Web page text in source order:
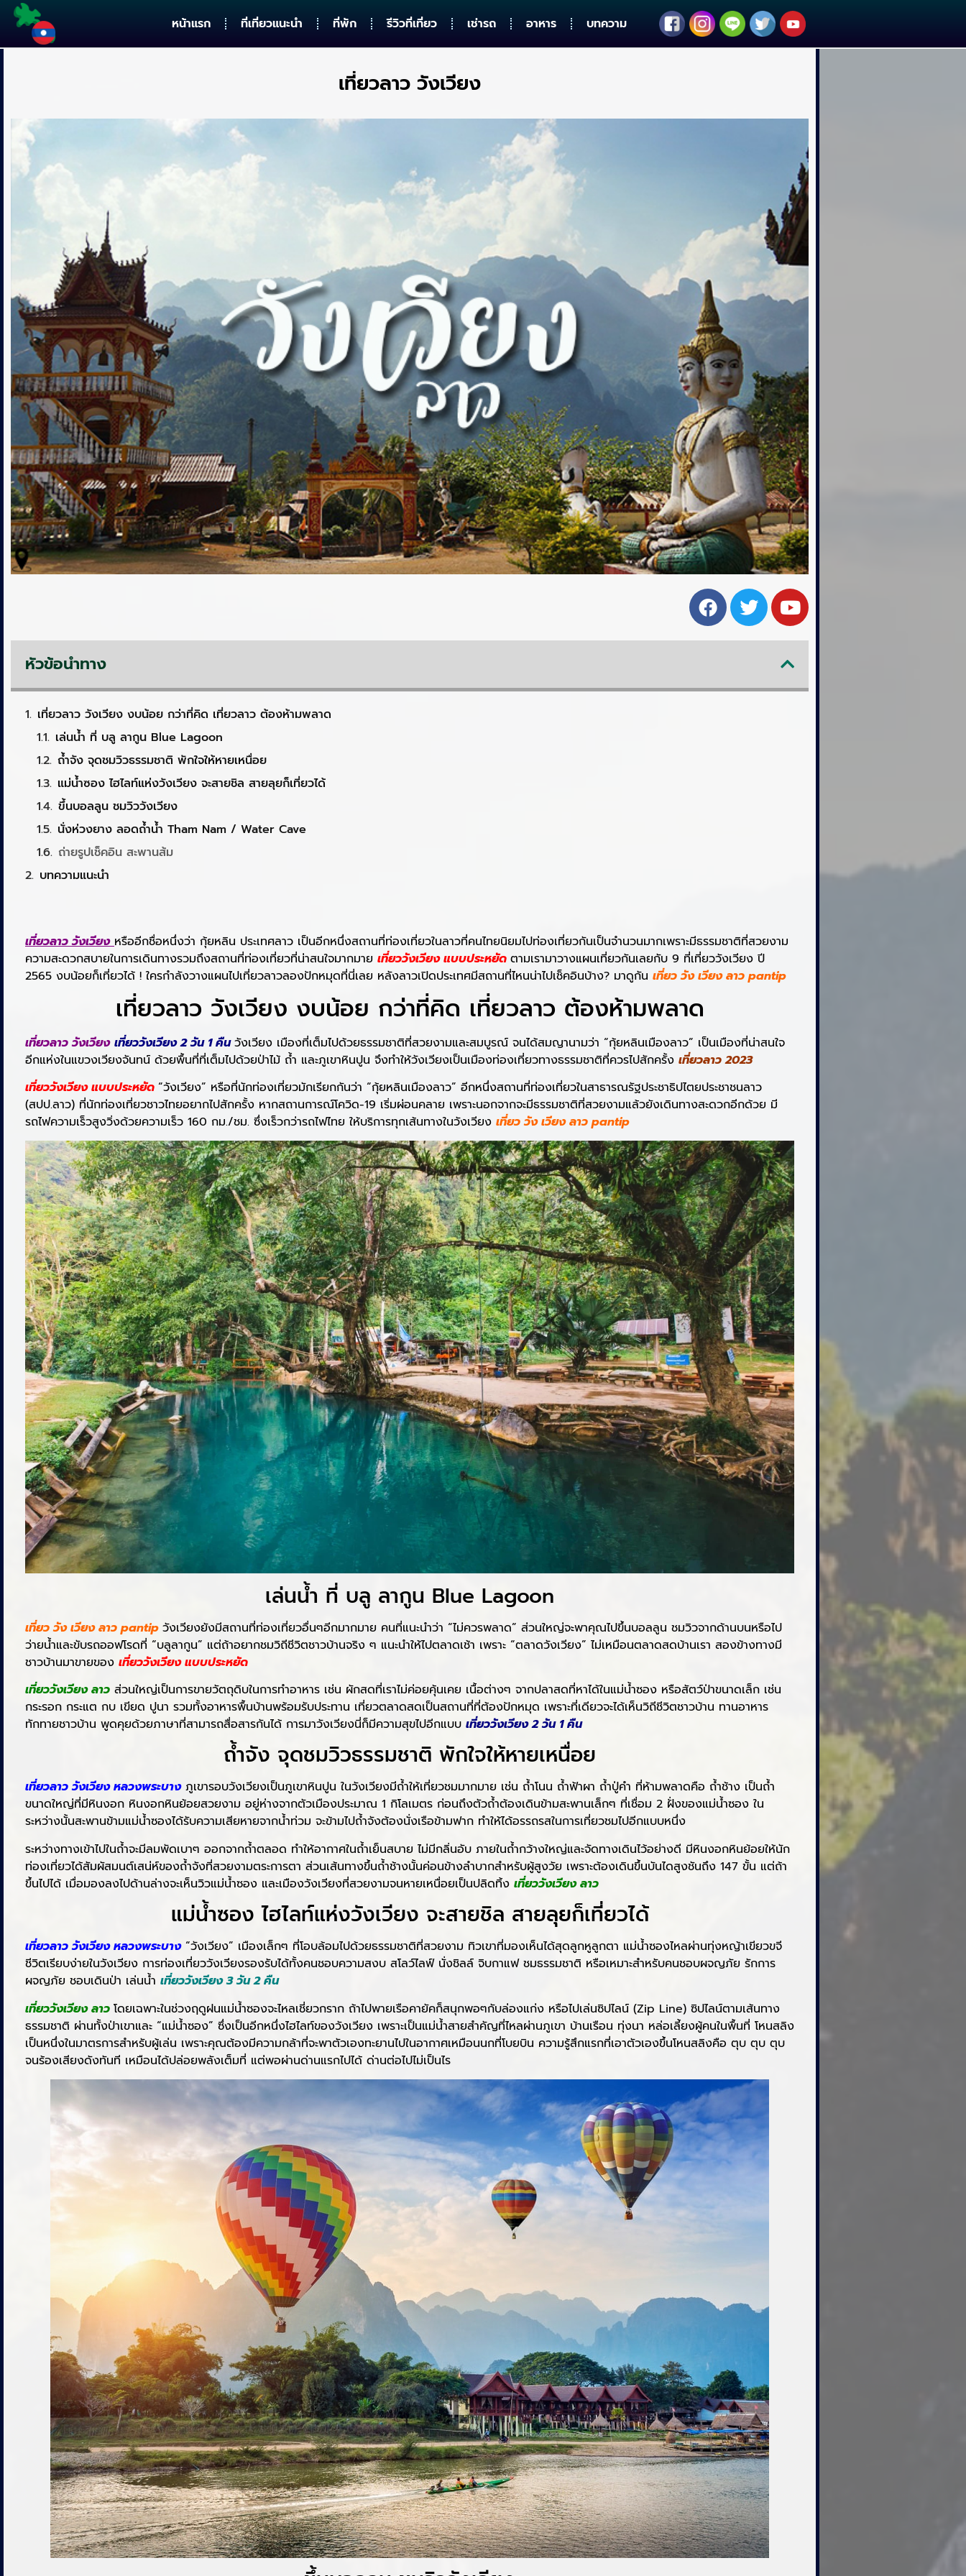
หน้าแรก ที่เที่ยวแนะนำ ที่พัก รีวิวที่เที่ยว เช่ารถ อาหาร บทความ
เที่ยวลาว วังเวียง
หัวข้อนำทาง
เที่ยวลาว วังเวียง งบน้อย กว่าที่คิด เที่ยวลาว ต้องห้ามพลาด
เล่นน้ำ ที่ บลู ลากูน Blue Lagoon
ถ้ำจัง จุดชมวิวธรรมชาติ พักใจให้หายเหนื่อย
แม่น้ำซอง ไฮไลท์แห่งวังเวียง จะสายชิล สายลุยก็เที่ยวได้
ขึ้นบอลลูน ชมวิววังเวียง
นั่งห่วงยาง ลอดถ้ำน้ำ Tham Nam / Water Cave
ถ่ายรูปเช็คอิน สะพานส้ม
บทความแนะนำ
เที่ยวลาว วังเวียง หรืออีกชื่อหนึ่งว่า กุ้ยหลิน ประเทศลาว เป็นอีกหนึ่งสถานที่ท่องเที่ยวในลาวที่คนไทยนิยมไปท่องเที่ยวกันเป็นจำนวนมากเพราะมีธรรมชาติที่สวยงาม
ความสะดวกสบายในการเดินทางรวมถึงสถานที่ท่องเที่ยวที่น่าสนใจมากมาย เที่ยววังเวียง แบบประหยัด ตามเรามาวางแผนเที่ยวกันเลยกับ 9 ที่เที่ยววังเวียง ปี
2565 งบน้อยก็เที่ยวได้ ! ใครกำลังวางแผนไปเที่ยวลาวลองปักหมุดที่นี่เลย หลังลาวเปิดประเทศมีสถานที่ไหนน่าไปเช็คอินบ้าง? มาดูกัน เที่ยว วัง เวียง ลาว pantip
เที่ยวลาว วังเวียง งบน้อย กว่าที่คิด เที่ยวลาว ต้องห้ามพลาด
เที่ยวลาว วังเวียง เที่ยววังเวียง 2 วัน 1 คืนวังเวียง เมืองที่เต็มไปด้วยธรรมชาติที่สวยงามและสมบูรณ์ จนได้สมญานามว่า “กุ้ยหลินเมืองลาว” เป็นเมืองที่น่าสนใจ
อีกแห่งในแขวงเวียงจันทน์ ด้วยพื้นที่ที่เต็มไปด้วยป่าไม้ ถ้ำ และภูเขาหินปูน จึงทำให้วังเวียงเป็นเมืองท่องเที่ยวทางธรรมชาติที่ควรไปสักครั้ง เที่ยวลาว 2023
เที่ยววังเวียง แบบประหยัด “วังเวียง” หรือที่นักท่องเที่ยวมักเรียกกันว่า “กุ้ยหลินเมืองลาว” อีกหนึ่งสถานที่ท่องเที่ยวในสาธารณรัฐประชาธิปไตยประชาชนลาว
(สปป.ลาว) ที่นักท่องเที่ยวชาวไทยอยากไปสักครั้ง หากสถานการณ์โควิด-19 เริ่มผ่อนคลาย เพราะนอกจากจะมีธรรมชาติที่สวยงามแล้วยังเดินทางสะดวกอีกด้วย มี
รถไฟความเร็วสูงวิ่งด้วยความเร็ว 160 กม./ชม. ซึ่งเร็วกว่ารถไฟไทย ให้บริการทุกเส้นทางในวังเวียง เที่ยว วัง เวียง ลาว pantip
เล่นน้ำ ที่ บลู ลากูน Blue Lagoon
เที่ยว วัง เวียง ลาว pantip วังเวียงยังมีสถานที่ท่องเที่ยวอื่นๆอีกมากมาย คนที่แนะนำว่า “ไม่ควรพลาด” ส่วนใหญ่จะพาคุณไปขึ้นบอลลูน ชมวิวจากด้านบนหรือไป
ว่ายน้ำและขับรถออฟโรดที่ “บลูลากูน” แต่ถ้าอยากชมวิถีชีวิตชาวบ้านจริง ๆ แนะนำให้ไปตลาดเช้า เพราะ “ตลาดวังเวียง” ไม่เหมือนตลาดสดบ้านเรา สองข้างทางมี
ชาวบ้านมาขายของ เที่ยววังเวียง แบบประหยัด
เที่ยววังเวียง ลาว ส่วนใหญ่เป็นการขายวัตถุดิบในการทำอาหาร เช่น ผักสดที่เราไม่ค่อยคุ้นเคย เนื้อต่างๆ จากปลาสดที่หาได้ในแม่น้ำซอง หรือสัตว์ป่าขนาดเล็ก เช่น
กระรอก กระแต กบ เขียด ปูนา รวมทั้งอาหารพื้นบ้านพร้อมรับประทาน เที่ยวตลาดสดเป็นสถานที่ที่ต้องปักหมุด เพราะที่เดียวจะได้เห็นวิถีชีวิตชาวบ้าน ทานอาหาร
ทักทายชาวบ้าน พูดคุยด้วยภาษาที่สามารถสื่อสารกันได้ การมาวังเวียงนี่ก็มีความสุขไปอีกแบบ เที่ยววังเวียง 2 วัน 1 คืน
ถ้ำจัง จุดชมวิวธรรมชาติ พักใจให้หายเหนื่อย
เที่ยวลาว วังเวียง หลวงพระบางภูเขารอบวังเวียงเป็นภูเขาหินปูน ในวังเวียงมีถ้ำให้เที่ยวชมมากมาย เช่น ถ้ำโนน ถ้ำฟ้าผา ถ้ำปู่คำ ที่ห้ามพลาดคือ ถ้ำช้าง เป็นถ้ำ
ขนาดใหญ่ที่มีหินงอก หินงอกหินย้อยสวยงาม อยู่ห่างจากตัวเมืองประมาณ 1 กิโลเมตร ก่อนถึงตัวถ้ำต้องเดินข้ามสะพานเล็กๆ ที่เชื่อม 2 ฝั่งของแม่น้ำซอง ใน
ระหว่างนั้นสะพานข้ามแม่น้ำซองได้รับความเสียหายจากน้ำท่วม จะข้ามไปถ้ำจังต้องนั่งเรือข้ามฟาก ทำให้ได้อรรถรสในการเที่ยวชมไปอีกแบบหนึ่ง
ระหว่างทางเข้าไปในถ้ำจะมีลมพัดเบาๆ ออกจากถ้ำตลอด ทำให้อากาศในถ้ำเย็นสบาย ไม่มีกลิ่นอับ ภายในถ้ำกว้างใหญ่และจัดทางเดินไว้อย่างดี มีหินงอกหินย้อยให้นัก
ท่องเที่ยวได้สัมผัสมนต์เสน่ห์ของถ้ำจังที่สวยงามตระการตา ส่วนเส้นทางขึ้นถ้ำช้างนั้นค่อนข้างลำบากสำหรับผู้สูงวัย เพราะต้องเดินขึ้นบันไดสูงชันถึง 147 ขั้น แต่ถ้า
ขึ้นไปได้ เมื่อมองลงไปด้านล่างจะเห็นวิวแม่น้ำซอง และเมืองวังเวียงที่สวยงามจนหายเหนื่อยเป็นปลิดทิ้ง เที่ยววังเวียง ลาว
แม่น้ำซอง ไฮไลท์แห่งวังเวียง จะสายชิล สายลุยก็เที่ยวได้
เที่ยวลาว วังเวียง หลวงพระบาง“วังเวียง” เมืองเล็กๆ ที่โอบล้อมไปด้วยธรรมชาติที่สวยงาม ทิวเขาที่มองเห็นได้สุดลูกหูลูกตา แม่น้ำซองไหลผ่านทุ่งหญ้าเขียวขจี
ชีวิตเรียบง่ายในวังเวียง การท่องเที่ยววังเวียงรองรับได้ทั้งคนชอบความสงบ สโลว์ไลฟ์ นั่งชิลล์ จิบกาแฟ ชมธรรมชาติ หรือเหมาะสำหรับคนชอบผจญภัย รักการ
ผจญภัย ชอบเดินป่า เล่นน้ำ เที่ยววังเวียง 3 วัน 2 คืน
เที่ยววังเวียง ลาว โดยเฉพาะในช่วงฤดูฝนแม่น้ำซองจะไหลเชี่ยวกราก ถ้าไปพายเรือคายัคก็สนุกพอๆกับล่องแก่ง หรือไปเล่นซิปไลน์ (Zip Line) ซิปไลน์ตามเส้นทาง
ธรรมชาติ ผ่านทั้งป่าเขาและ “แม่น้ำซอง” ซึ่งเป็นอีกหนึ่งไฮไลท์ของวังเวียง เพราะเป็นแม่น้ำสายสำคัญที่ไหลผ่านภูเขา บ้านเรือน ทุ่งนา หล่อเลี้ยงผู้คนในพื้นที่ โหนสลิง
เป็นหนึ่งในมาตรการสำหรับผู้เล่น เพราะคุณต้องมีความกล้าที่จะพาตัวเองทะยานไปในอากาศเหมือนนกที่โบยบิน ความรู้สึกแรกที่เอาตัวเองขึ้นโหนสลิงคือ ตุบ ตุบ ตุบ
จนร้องเสียงดังทันที เหมือนได้ปล่อยพลังเต็มที่ แต่พอผ่านด่านแรกไปได้ ด่านต่อไปไม่เป็นไร